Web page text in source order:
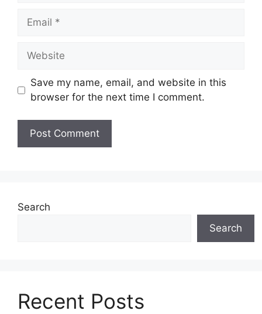
Email
Website
Save my name, email, and website in this
browser for the next time I comment.
Search
Search
Recent Posts